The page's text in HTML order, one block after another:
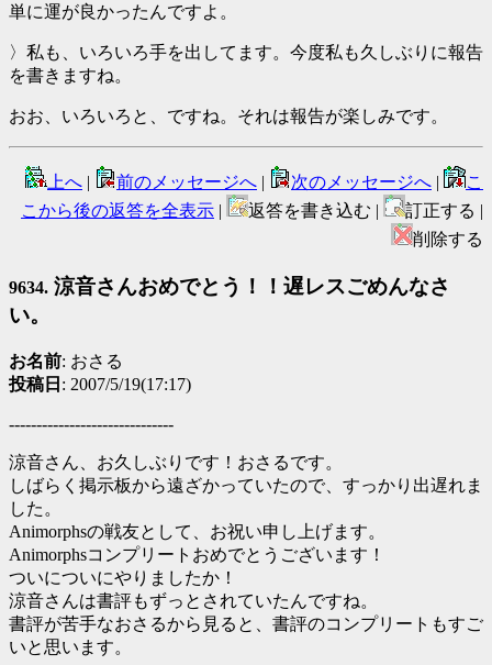
単に運が良かったんですよ。
〉私も、いろいろ手を出してます。今度私も久しぶりに報告
を書きますね。
おお、いろいろと、ですね。それは報告が楽しみです。
上へ | 前のメッセージへ | 次のメッセージへ |
こ
こから後の返答を全表示 | 返答を書き込む |
訂正する |
削除する
9634. 涼音さんおめでとう！！遅レスごめんなさ
い。
お名前: おさる
投稿日 : 2007/5/19(17:17)
------------------------------
涼音さん、お久しぶりです！おさるです。
しばらく掲示板から遠ざかっていたので、すっかり出遅れま
した。
Animorphsの戦友として、お祝い申し上げます。
Animorphsコンプリートおめでとうございます！
ついについにやりましたか！
涼音さんは書評もずっとされていたんですね。
書評が苦手なおさるから見ると、書評のコンプリートもすご
いと思います。